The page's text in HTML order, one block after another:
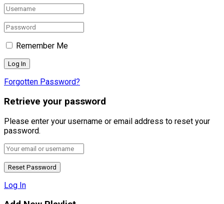
Remember Me
Forgotten Password?
Retrieve your password
Please enter your username or email address to reset your
password.
Log In